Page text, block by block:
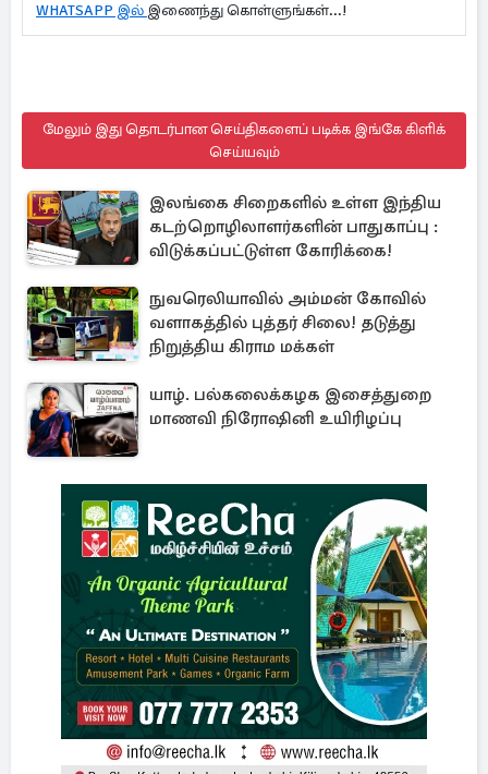
WHATSAPP இல் இணைந்து கொள்ளுங்கள்...!
மேலும் இது தொடர்பான செய்திகளைப் படிக்க இங்கே கிளிக்
செய்யவும்
இலங்கை சிறைகளில் உள்ள இந்திய
கடற்றொழிலாளர்களின் பாதுகாப்பு :
விடுக்கப்பட்டுள்ள கோரிக்கை!
நுவரெலியாவில் அம்மன் கோவில்
வளாகத்தில் புத்தர் சிலை! தடுத்து
நிறுத்திய கிராம மக்கள்
யாழ். பல்கலைக்கழக இசைத்துறை
மாணவி நிரோஷினி உயிரிழப்பு